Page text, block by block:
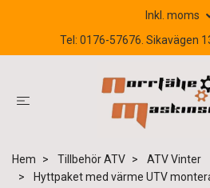
Inkl. moms
Tel: 0176-57676. Sikavägen
Hem Tillbehör ATV
ATV Vinter
Hyttpaket med värme UTV